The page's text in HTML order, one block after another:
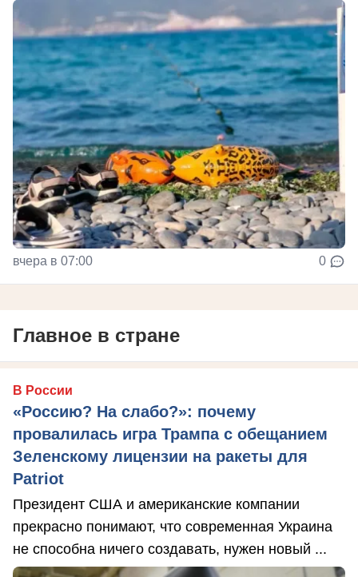
вчера в 07:00 0
Главное в стране
В России
«Россию? На слабо?»: почему
провалилась игра Трампа с обещанием
Зеленскому лицензии на ракеты для
Patriot
Президент США и американские компании
прекрасно понимают, что современная Украина
не способна ничего создавать, нужен новый ...